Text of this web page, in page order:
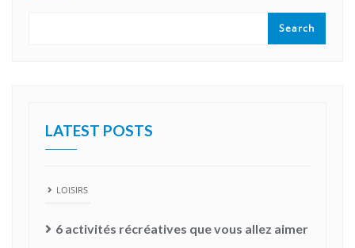
Search
LATEST POSTS
LOISIRS
6 activités récréatives que vous allez aimer